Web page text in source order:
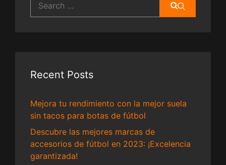
for:
Recent Posts
Mejora tu rendimiento con la mejor suela
sin tacos para botas de fútbol
Descubre las mejores marcas de
accesorios de fútbol en 2023: ¡Excelencia
garantizada!